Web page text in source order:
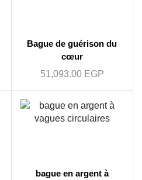
Bague de guérison du
cœur
51,093.00 EGP
bague en argent à